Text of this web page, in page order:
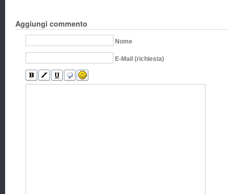
Aggiungi commento
Nome
E-Mail (richiesta)